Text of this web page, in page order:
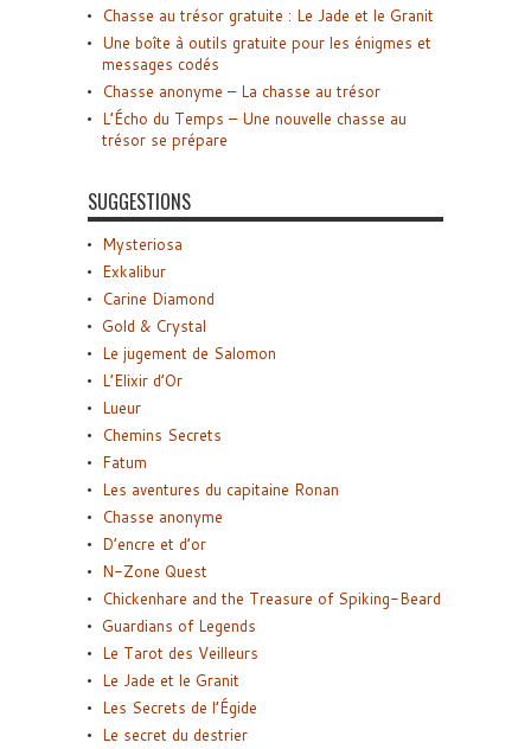
Chasse au trésor gratuite : Le Jade et le Granit
Une boîte à outils gratuite pour les énigmes et
messages codés
Chasse anonyme – La chasse au trésor
L’Écho du Temps – Une nouvelle chasse au
trésor se prépare
SUGGESTIONS
Mysteriosa
Exkalibur
Carine Diamond
Gold & Crystal
Le jugement de Salomon
L’Elixir d’Or
Lueur
Chemins Secrets
Fatum
Les aventures du capitaine Ronan
Chasse anonyme
D’encre et d’or
N-Zone Quest
Chickenhare and the Treasure of Spiking-Beard
Guardians of Legends
Le Tarot des Veilleurs
Le Jade et le Granit
Les Secrets de l’Égide
Le secret du destrier